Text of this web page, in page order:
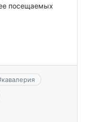
посещаемых
кавалерия